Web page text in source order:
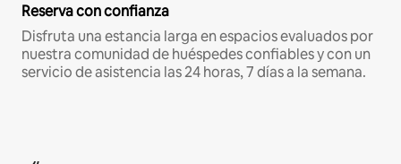
Reserva con confianza
Disfruta una estancia larga en espacios evaluados por
nuestra comunidad de huéspedes confiables y con un
servicio de asistencia las 24 horas, 7 días a la semana.